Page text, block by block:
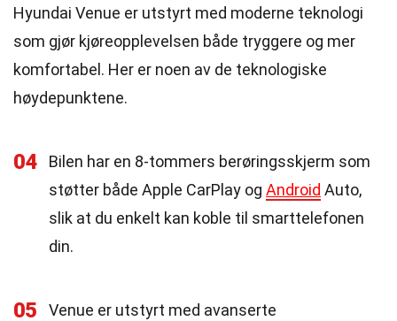
Hyundai Venue er utstyrt med moderne teknologi
som gjør kjøreopplevelsen både tryggere og mer
komfortabel. Her er noen av de teknologiske
høydepunktene.
04
Bilen har en 8-tommers berøringsskjerm som
støtter både Apple CarPlay og Android Auto,
slik at du enkelt kan koble til smarttelefonen
din.
05
Venue er utstyrt med avanserte